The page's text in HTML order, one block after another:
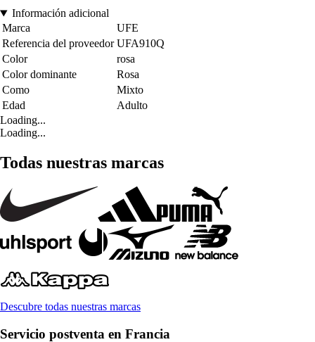
Información adicional
Marca
UFE
Referencia del proveedor UFA910Q
Color
rosa
Color dominante
Rosa
Como
Mixto
Edad
Adulto
Loading...
Loading...
Todas nuestras marcas
Descubre todas nuestras marcas
Servicio postventa en Francia